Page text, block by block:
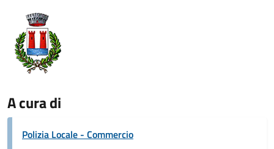
A cura di
Polizia Locale - Commercio